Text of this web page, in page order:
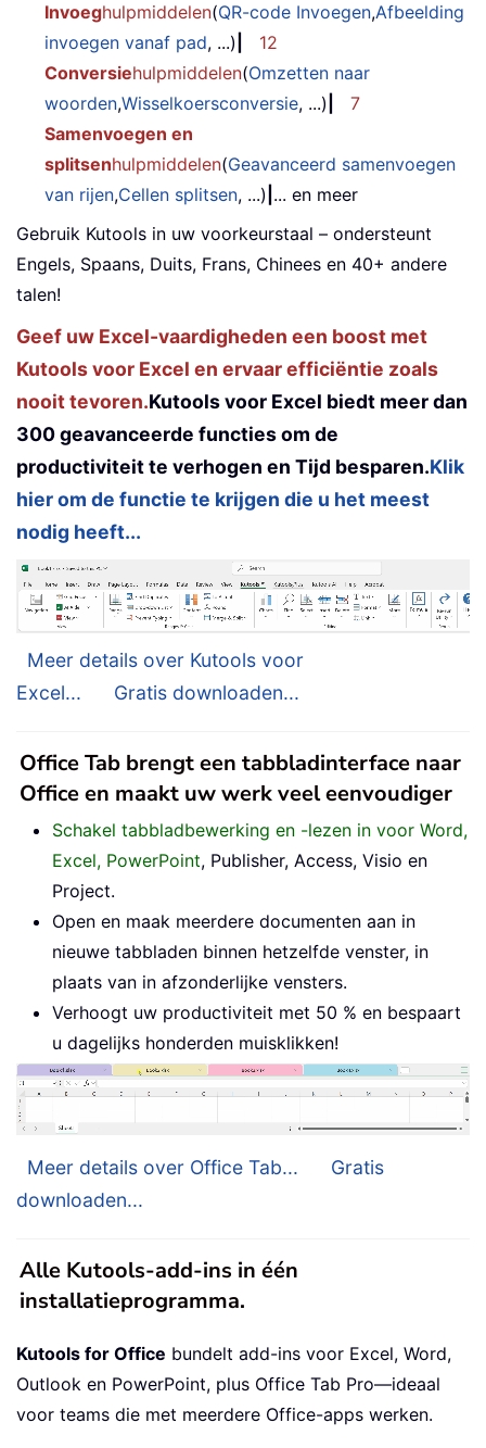
Invoeghulpmiddelen(QR-code Invoegen,Afbeelding
invoegen vanaf pad, ...)
12
Conversiehulpmiddelen(Omzetten naar
woorden,Wisselkoersconversie, ...)
7
Samenvoegen en
splitsenhulpmiddelen(Geavanceerd samenvoegen
van rijen,Cellen splitsen, ...) ... en meer
Gebruik Kutools in uw voorkeurstaal – ondersteunt
Engels, Spaans, Duits, Frans, Chinees en 40+ andere
talen!
Geef uw Excel-vaardigheden een boost met
Kutools voor Excel en ervaar efficiëntie zoals
nooit tevoren.Kutools voor Excel biedt meer dan
300 geavanceerde functies om de
productiviteit te verhogen en Tijd besparen.Klik
hier om de functie te krijgen die u het meest
nodig heeft...
Meer details over Kutools voor
Excel...
Gratis downloaden...
Office Tab brengt een tabbladinterface naar
Office en maakt uw werk veel eenvoudiger
Schakel tabbladbewerking en -lezen in voor Word,
Excel, PowerPoint, Publisher, Access, Visio en
Project.
Open en maak meerdere documenten aan in
nieuwe tabbladen binnen hetzelfde venster, in
plaats van in afzonderlijke vensters.
Verhoogt uw productiviteit met 50 % en bespaart
u dagelijks honderden muisklikken!
Meer details over Office Tab...
Gratis
downloaden...
Alle Kutools-add-ins in één
installatieprogramma.
Kutools for Office bundelt add-ins voor Excel, Word,
Outlook en PowerPoint, plus Office Tab Pro—ideaal
voor teams die met meerdere Office-apps werken.